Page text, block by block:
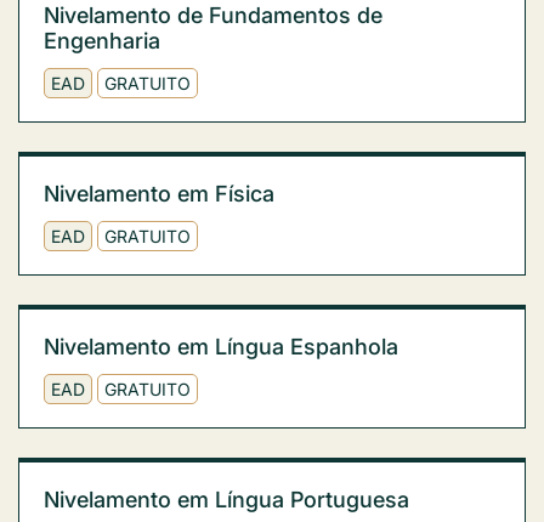
Nivelamento de Fundamentos de
Engenharia
EAD GRATUITO
Nivelamento em Física
EAD GRATUITO
Nivelamento em Língua Espanhola
EAD GRATUITO
Nivelamento em Língua Portuguesa